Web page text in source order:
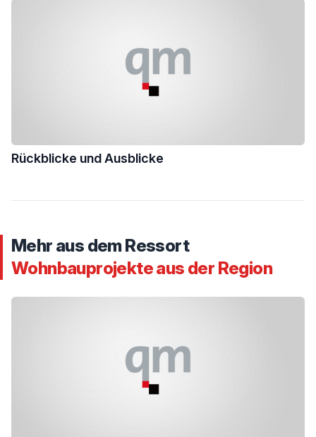
Rückblicke und Ausblicke
Mehr aus dem Ressort
Wohnbauprojekte aus der Region